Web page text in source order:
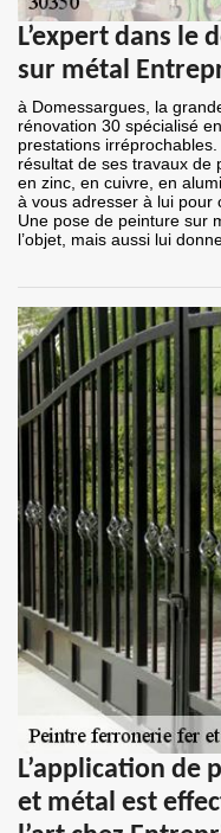
L’expert dans le
sur métal
à Domessargues, la
rénovation 30 spécialisé
prestations
résultat de ses travaux de
en zinc, en cuivre, en
à vous adresser à lui pour
Une pose de peinture sur
l’objet, mais aussi lui
L’application
et métal est